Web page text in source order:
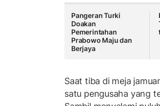
Pangeran Turki
Doakan
Pemerintahan
Prabowo Maju dan
Berjaya
Saat tiba di meja
satu pengusaha yang